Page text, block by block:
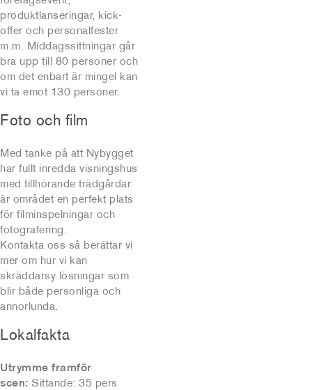
produktlanseringar, kick-
offer och personalfester
m.m. Middagssittningar går
bra upp till 80 personer och
om det enbart är mingel kan
vi ta emot 130 personer.
Foto och film
Med tanke på att Nybygget
har fullt inredda visningshus
med tillhörande trädgårdar
är området en perfekt plats
för filminspelningar och
fotografering.
Kontakta oss så berättar vi
mer om hur vi kan
skräddarsy lösningar som
blir både personliga och
annorlunda.
Lokalfakta
Utrymme framför
scen: Sittande: 35 pers